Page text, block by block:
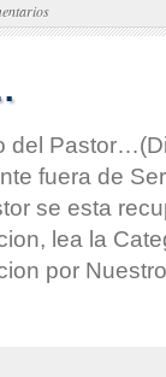
del
fuera de
se esta
lea la
por